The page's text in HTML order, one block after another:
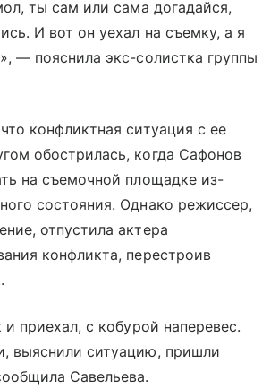
ты сам или сама догадайся,
И вот он уехал на съемку, а я
— пояснила экс-солистка группы
конфликтная ситуация с ее
обострилась, когда Сафонов
на съемочной площадке из-
состояния. Однако режиссер,
отпустила актера
конфликта, перестроив
приехал, с кобурой наперевес.
выяснили ситуацию, пришли
Савельева.